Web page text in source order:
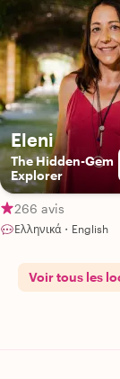
Eleni
The Hidden-Gem
Explorer
266 avis
Ελληνικά・English
Voir tous les